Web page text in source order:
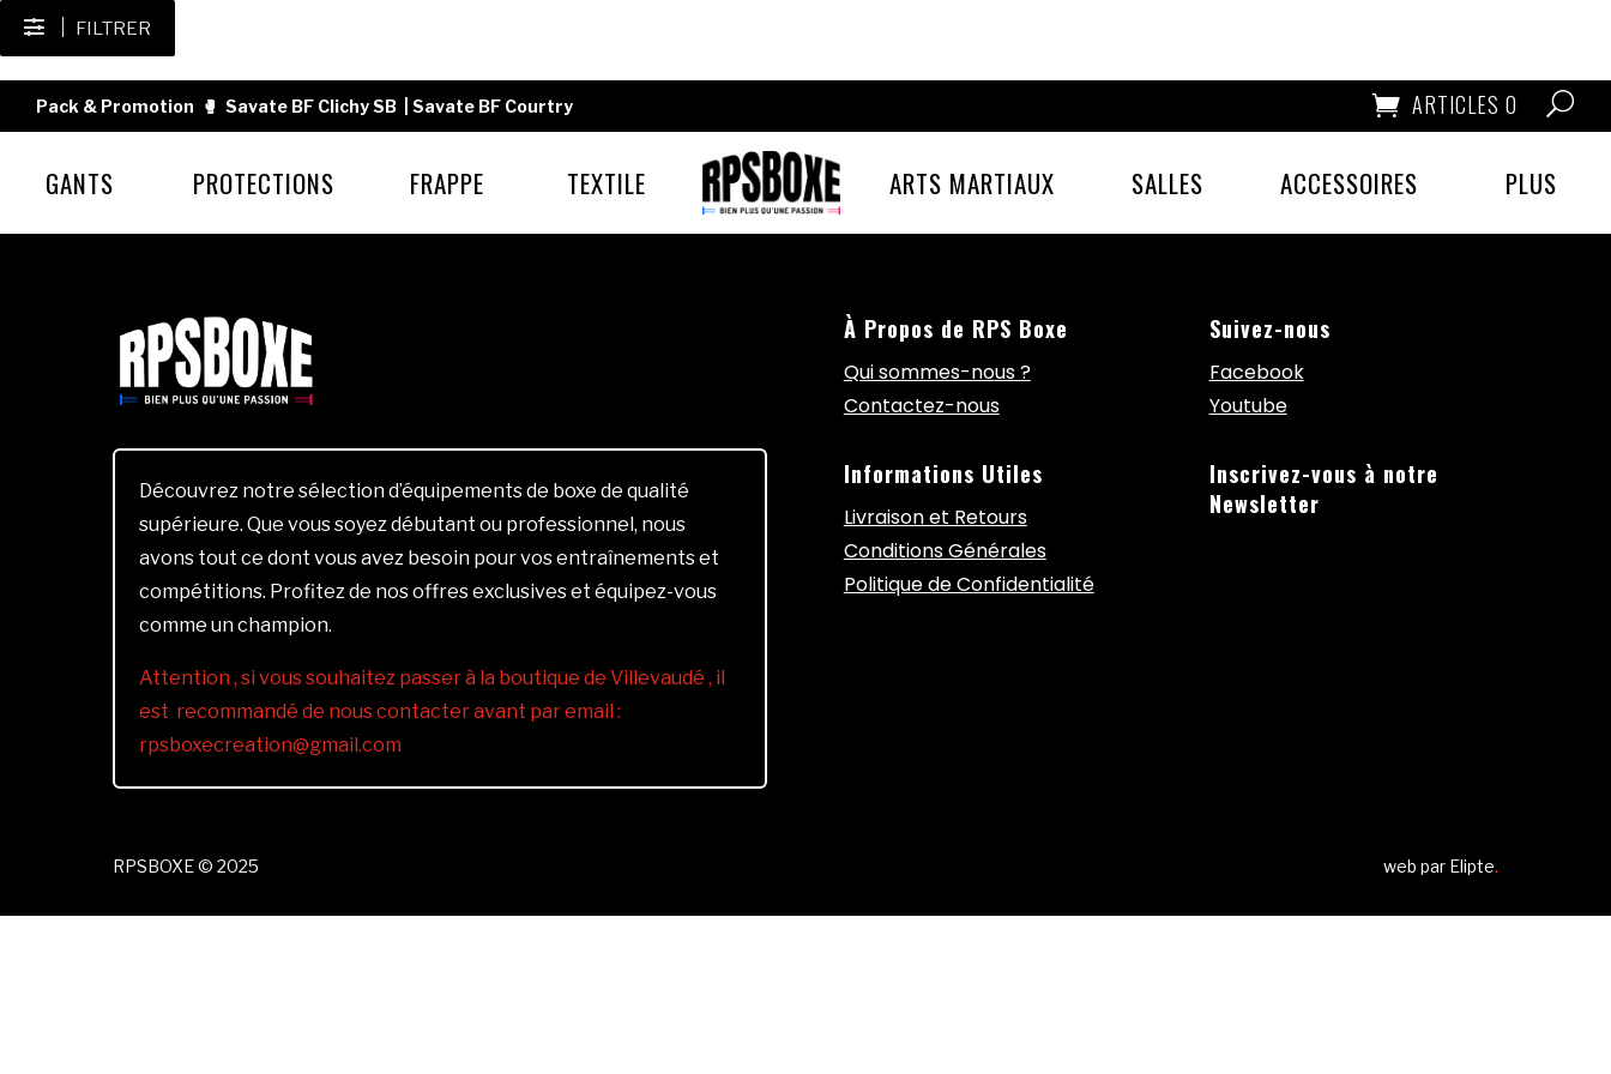
FILTRER
Pack & Promotion 🥊 Savate BF Clichy SB Savate BF Courtry ARTICLES 0
GANTS PROTECTIONS FRAPPE TEXTILE ARTS MARTIAUX SALLES ACCESSOIRES PLUS
Découvrez notre sélection d’équipements de boxe de qualité
supérieure. Que vous soyez débutant ou professionnel, nous
avons tout ce dont vous avez besoin pour vos entraînements et
compétitions. Profitez de nos offres exclusives et équipez-vous
comme un champion.
Attention , si vous souhaitez passer à la boutique de Villevaudé , il
est recommandé de nous contacter avant par email :
rpsboxecreation@gmail.com
À Propos de RPS Boxe
Qui sommes-nous ?
Contactez-nous
Informations Utiles
Livraison et Retours
Conditions Générales
Politique de Confidentialité
Suivez-nous
Facebook
Youtube
Inscrivez-vous à notre
Newsletter
RPSBOXE © 2025 web par Elipte.